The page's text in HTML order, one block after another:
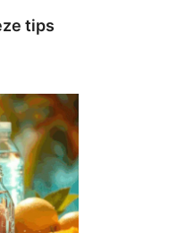
tips